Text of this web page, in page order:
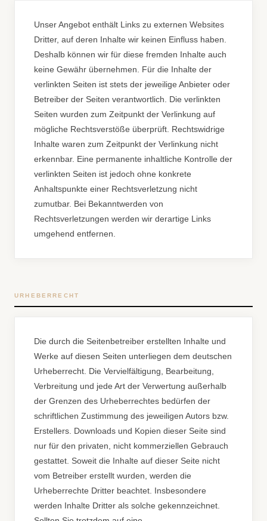
Unser Angebot enthält Links zu externen Websites
Dritter, auf deren Inhalte wir keinen Einfluss haben.
Deshalb können wir für diese fremden Inhalte auch
keine Gewähr übernehmen. Für die Inhalte der
verlinkten Seiten ist stets der jeweilige Anbieter oder
Betreiber der Seiten verantwortlich. Die verlinkten
Seiten wurden zum Zeitpunkt der Verlinkung auf
mögliche Rechtsverstöße überprüft. Rechtswidrige
Inhalte waren zum Zeitpunkt der Verlinkung nicht
erkennbar. Eine permanente inhaltliche Kontrolle der
verlinkten Seiten ist jedoch ohne konkrete
Anhaltspunkte einer Rechtsverletzung nicht
zumutbar. Bei Bekanntwerden von
Rechtsverletzungen werden wir derartige Links
umgehend entfernen.
URHEBERRECHT
Die durch die Seitenbetreiber erstellten Inhalte und
Werke auf diesen Seiten unterliegen dem deutschen
Urheberrecht. Die Vervielfältigung, Bearbeitung,
Verbreitung und jede Art der Verwertung außerhalb
der Grenzen des Urheberrechtes bedürfen der
schriftlichen Zustimmung des jeweiligen Autors bzw.
Erstellers. Downloads und Kopien dieser Seite sind
nur für den privaten, nicht kommerziellen Gebrauch
gestattet. Soweit die Inhalte auf dieser Seite nicht
vom Betreiber erstellt wurden, werden die
Urheberrechte Dritter beachtet. Insbesondere
werden Inhalte Dritter als solche gekennzeichnet.